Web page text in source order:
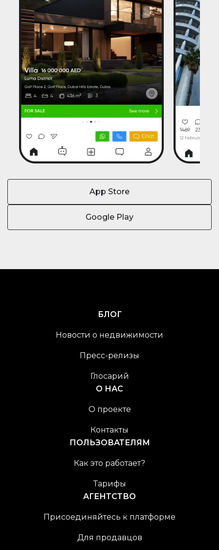
App Store
Google Play
БЛОГ
Новости о недвижимости
Пресс-релизы
Глосарий
О НАС
О проекте
Контакты
ПОЛЬЗОВАТЕЛЯМ
Как это работает?
Тарифы
АГЕНТСТВО
Присоединяйтесь к платформе
Для продавцов